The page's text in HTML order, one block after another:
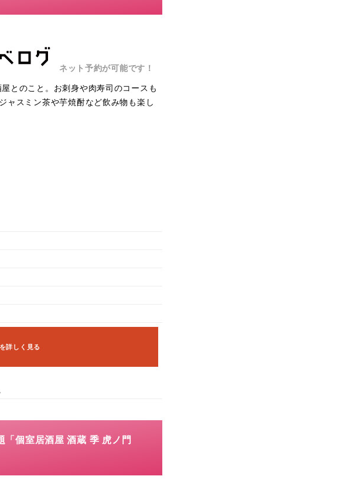
ネット予約が可能です！
とのこと。お刺身や肉寿司のコースも
ャスミン茶や芋焼酎など飲み物も楽し
詳しく見る
個室居酒屋 酒蔵 季 虎ノ門